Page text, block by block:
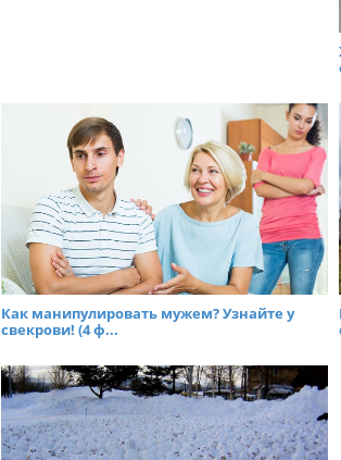
Как манипулировать мужем? Узнайте у
свекрови! (4 ф...